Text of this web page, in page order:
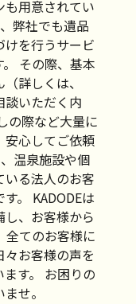
も用意されてい
弊社でも遺品
を行うサービ
その際、基本
詳しくは、
談いただく内
の際など大量に
安心してご依頼
温泉施設や個
いる法人のお客
。 KADODEは
、お客様から
全てのお客様に
お客様の声を
す。 お困りの
せ。